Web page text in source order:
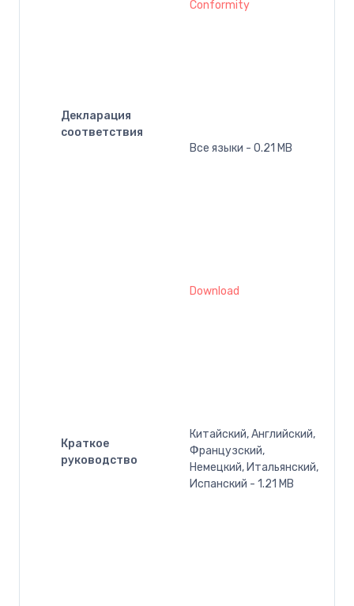
Декларация
соответствия
Conformity
Все языки - 0.21 MB
Краткое
руководство
Download
Китайский, Английский,
Французский,
Немецкий, Итальянский,
Испанский - 1.21 MB